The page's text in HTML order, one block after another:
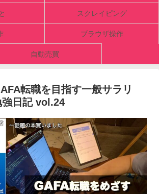
スクレイピング
ブラウザ操作
自動売買
転職を目指す一般サラリ
強日記 vol.24